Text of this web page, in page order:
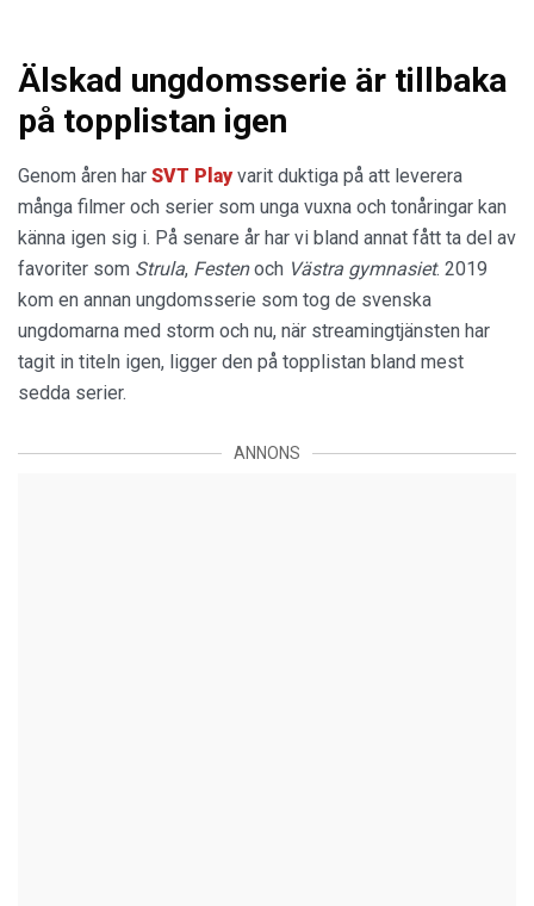
Älskad ungdomsserie är tillbaka
på topplistan igen
Genom åren har SVT Playvarit duktiga på att leverera
många filmer och serier som unga vuxna och tonåringar kan
känna igen sig i. På senare år har vi bland annat fått ta del av
favoriter som Strula, Festenoch Västra gymnasiet. 2019
kom en annan ungdomsserie som tog de svenska
ungdomarna med storm och nu, när streamingtjänsten har
tagit in titeln igen, ligger den på topplistan bland mest
sedda serier.
ANNONS